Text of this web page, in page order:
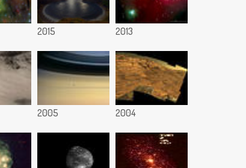
2015 2013
2005 2004